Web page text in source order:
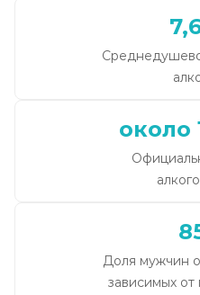
около
Доля мужчин
зависимых от